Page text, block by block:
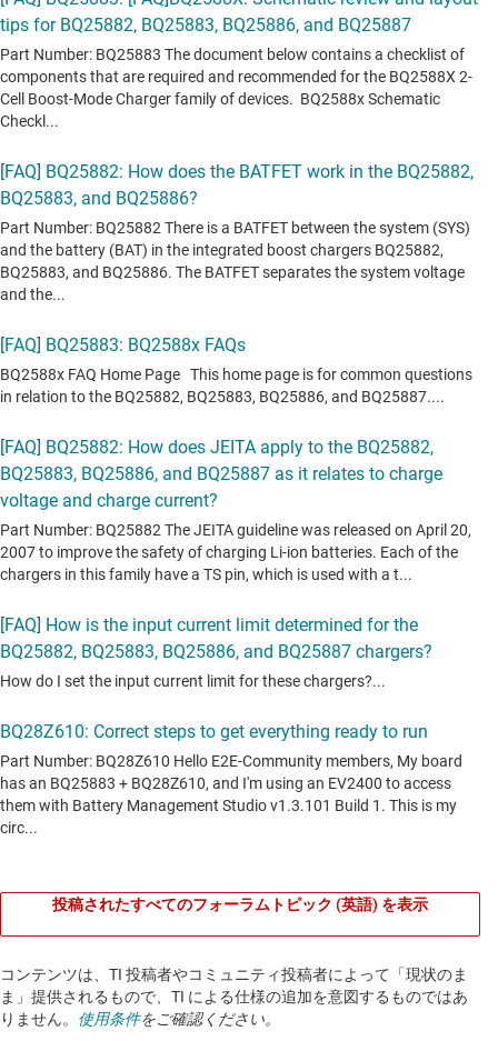
投稿されたすべてのフォーラムトピック (英語) を表示
コンテンツは、TI 投稿者やコミュニティ投稿者によって「現状のま
ま」提供されるもので、TI による仕様の追加を意図するものではあ
りません。 使用条件をご確認ください。